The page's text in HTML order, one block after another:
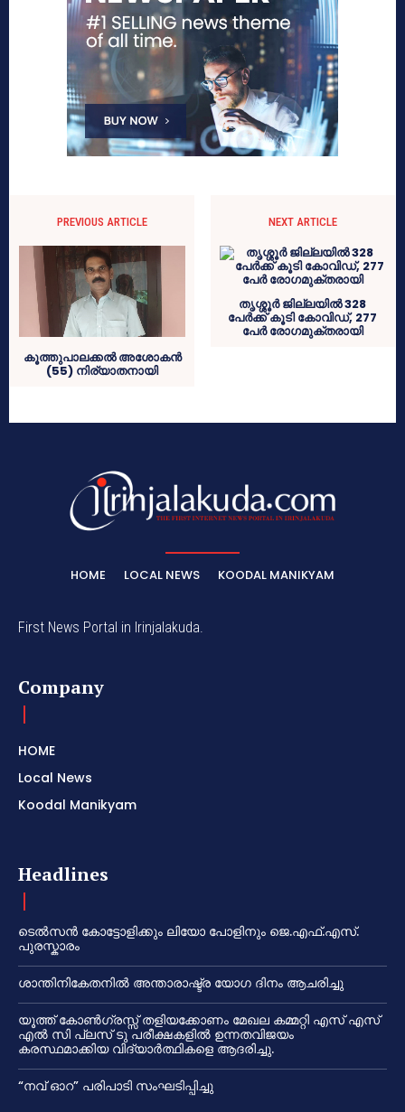
PREVIOUS ARTICLE
കൂത്തുപാലക്കൽ അശോകൻ
(55) നിര്യാതനായി
NEXT ARTICLE
തൃശ്ശൂര്‍ ജില്ലയില്‍ 328
പേര്‍ക്ക് കൂടി കോവിഡ്, 277
പേര്‍ രോഗമുക്തരായി
HOME LOCAL NEWS KOODAL MANIKYAM
First News Portal in Irinjalakuda.
Company
HOME
Local News
Koodal Manikyam
Headlines
ടെൽസൻ കോട്ടോളിക്കും ലിയോ പോളിനും ജെ.എഫ്.എസ്.
പുരസ്കാരം
ശാന്തിനികേതനിൽ അന്താരാഷ്ട്ര യോഗ ദിനം ആചരിച്ചു
യൂത്ത് കോൺഗ്രസ്സ് തളിയക്കോണം മേഖല കമ്മറ്റി എസ് എസ്
എൽ സി പ്ലസ് ടു പരീക്ഷകളിൽ ഉന്നതവിജയം
കരസ്ഥമാക്കിയ വിദ്യാർത്ഥികളെ ആദരിച്ചു.
“നവ് ഓറ” പരിപാടി സംഘടിപ്പിച്ചു